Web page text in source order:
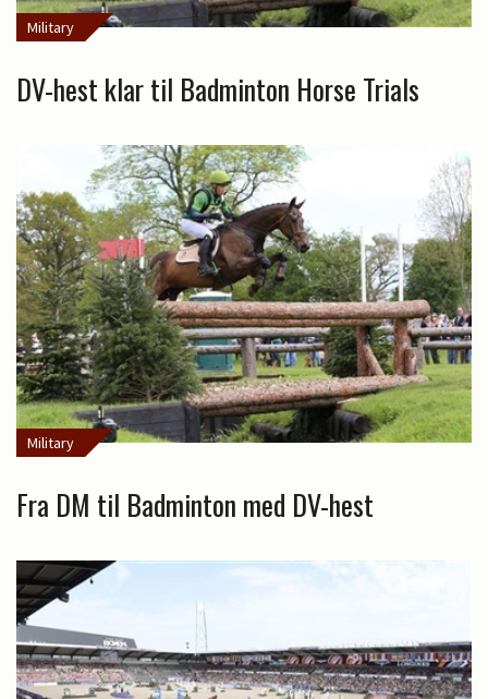
Military
DV-hest klar til Badminton Horse Trials
Military
Fra DM til Badminton med DV-hest